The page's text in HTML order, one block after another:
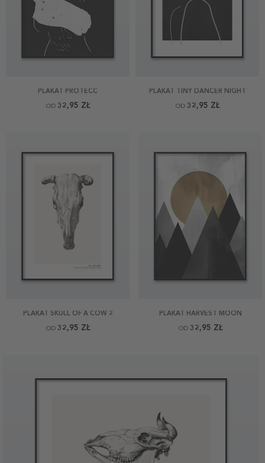
PLAKAT PROTECC
OD 32,95 ZŁ
PLAKAT TINY DANCER NIGHT
OD 32,95 ZŁ
PLAKAT SKULL OF A COW 2
OD 32,95 ZŁ
PLAKAT HARVEST MOON
OD 32,95 ZŁ